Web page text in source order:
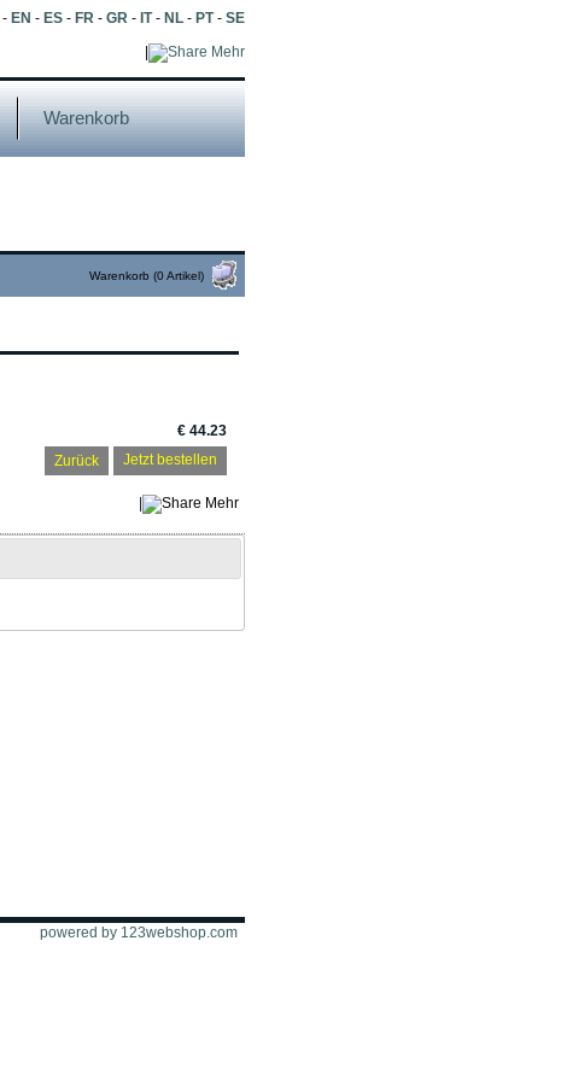
- EN - ES - FR - GR - IT- NL - PT- SE
Mehr
Warenkorb
Warenkorb (0 Artikel)
€ 44.23
Zurück
Mehr
powered by 123webshop.com